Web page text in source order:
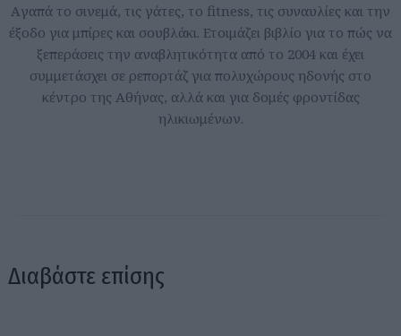
Aγαπά το σινεμά, τις γάτες, το fitness, τις συναυλίες και την
έξοδο για μπίρες και σουβλάκι. Ετοιμάζει βιβλίο για το πώς να
ξεπεράσεις την αναβλητικότητα από το 2004 και έχει
συμμετάσχει σε ρεπορτάζ για πολυχώρους ηδονής στο
κέντρο της Αθήνας, αλλά και για δομές φροντίδας
ηλικιωμένων.
Διαβάστε επίσης